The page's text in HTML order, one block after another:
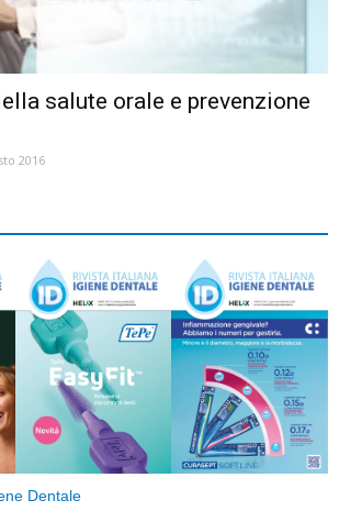
salute orale e prevenzione
2016
Dentale